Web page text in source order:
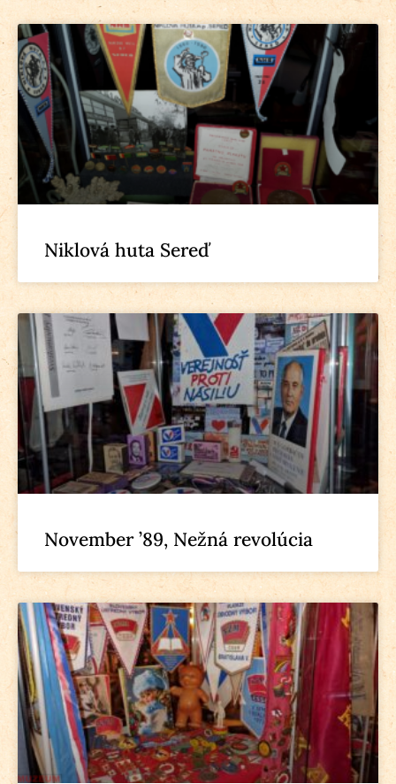
Niklová huta Sereď
November ’89, Nežná revolúcia